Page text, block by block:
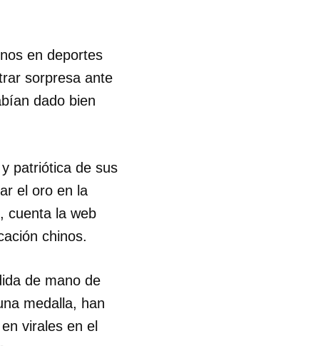
en deportes
sorpresa ante
dado bien
patriótica de sus
el oro en la
cuenta la web
chinos.
de mano de
medalla, han
virales en el